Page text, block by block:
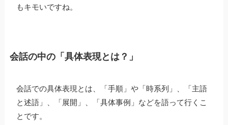
もキモいですね。
会話の中の「具体表現とは？」
会話での具体表現とは、「手順」や「時系列」、「主語
と述語」、「展開」、「具体事例」などを語って行くこ
とです。